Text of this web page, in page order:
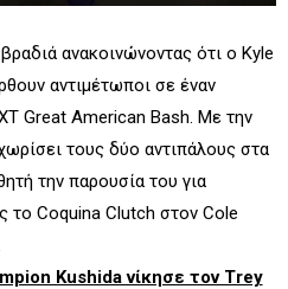
ανακοινώνοντας ότι ο Kyle
αντιμέτωποι σε έναν
Great American Bash. Με την
τους δύο αντιπάλους στα
την παρουσία του για
το Coquina Clutch στον Cole
Kushida νίκησε τον Trey